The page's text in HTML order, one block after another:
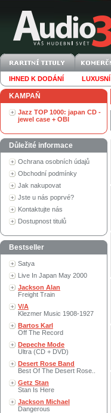
IHNED K DODÁNÍ
KAMPAŇ
Jazz TOP 1000: japan CD -
jewel case + OBI
Důležité informace
Ochrana osobních údajů
Obchodní podmínky
Jak nakupovat
Jste u nás poprvé?
Kontaktujte nás
Dostupnost titulů
Bestseller
Satya
Live In Japan May 2000
Jackson Alan
Freight Train
V/A
Klezmer Music 1908-1927
Bartos Karl
Off The Record
Depeche Mode
Ultra (CD + DVD)
Desert Rose Band
Best Of The Desert Rose..
Getz Stan
Stan Is Here
Jackson Michael
Dangerous